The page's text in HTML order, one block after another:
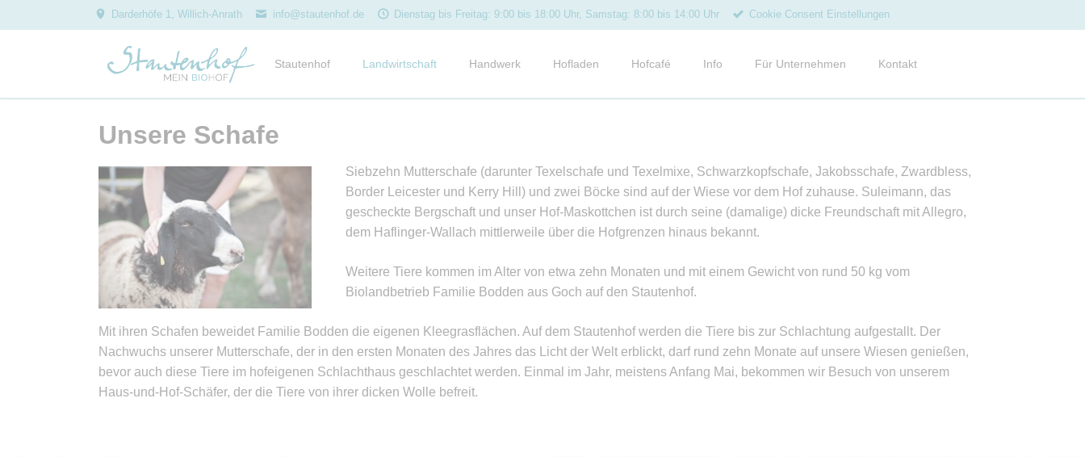
Darderhöfe 1, Willich-Anrath info@stautenhof.de Dienstag bis Freitag: 9:00 bis 18:00 Uhr, Samstag: 8:00 bis 14:00 Uhr Cookie Consent Einstellungen
Stautenhof
Leitbild
Kindergeburtstage
Hofführungen
Zusammenarbeit
Genussrechte
Landwirtschaft
Rinder
Schafe
Weidehähnchen
Handwerk Hofladen
Rundgang
Angebote
Hofcafé
Außer-Haus-Service
Info
Rezepte
Medien
Newsletter abonnieren
Für Unternehmen Kontakt
Unsere Schafe
Siebzehn Mutterschafe (darunter Texelschafe und Texelmixe, Schwarzkopfschafe, Jakobsschafe, Zwardbless,
Border Leicester und Kerry Hill) und zwei Böcke sind auf der Wiese vor dem Hof zuhause. Suleimann, das
gescheckte Bergschaft und unser Hof-Maskottchen ist durch seine (damalige) dicke Freundschaft mit Allegro,
dem Haflinger-Wallach mittlerweile über die Hofgrenzen hinaus bekannt.
Weitere Tiere kommen im Alter von etwa zehn Monaten und mit einem Gewicht von rund 50 kg vom
Biolandbetrieb Familie Bodden aus Goch auf den Stautenhof.
Mit ihren Schafen beweidet Familie Bodden die eigenen Kleegrasflächen. Auf dem Stautenhof werden die Tiere bis zur Schlachtung aufgestallt. Der
Nachwuchs unserer Mutterschafe, der in den ersten Monaten des Jahres das Licht der Welt erblickt, darf rund zehn Monate auf unsere Wiesen genießen,
bevor auch diese Tiere im hofeigenen Schlachthaus geschlachtet werden. Einmal im Jahr, meistens Anfang Mai, bekommen wir Besuch von unserem
Haus-und-Hof-Schäfer, der die Tiere von ihrer dicken Wolle befreit.